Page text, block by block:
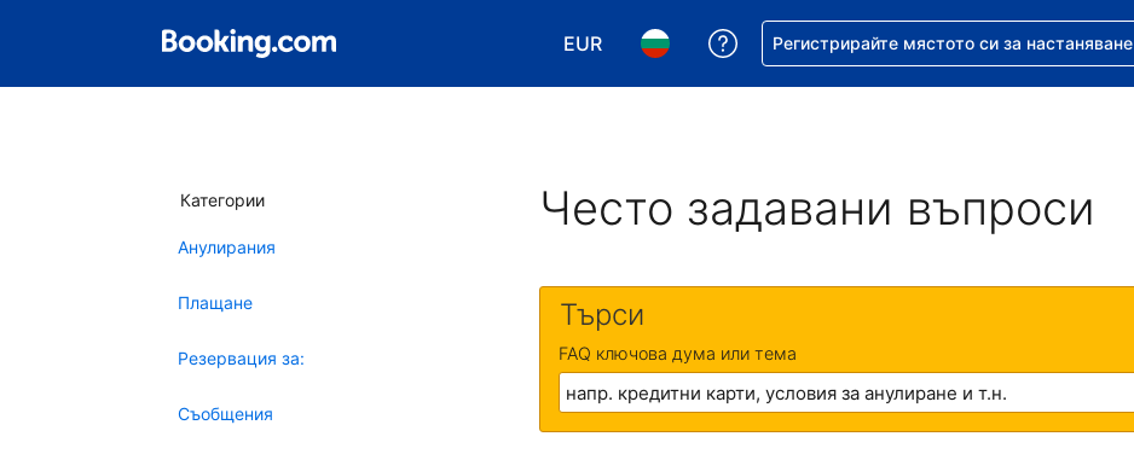
EUR
Избор на валута. Избрана валута - Евро
Избор на език. Избран език - Български
Помощ с резервацията ви
Регистрирайте мястото си за настаняване
Категории
Анулирания
Плащане
Резервация за:
Съобщения
Често задавани въпроси
Търси
FAQ ключова дума или тема